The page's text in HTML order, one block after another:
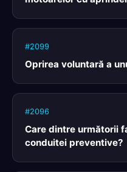
#2099
Oprirea voluntară a
#2096
Care dintre următorii
conduitei preventive?